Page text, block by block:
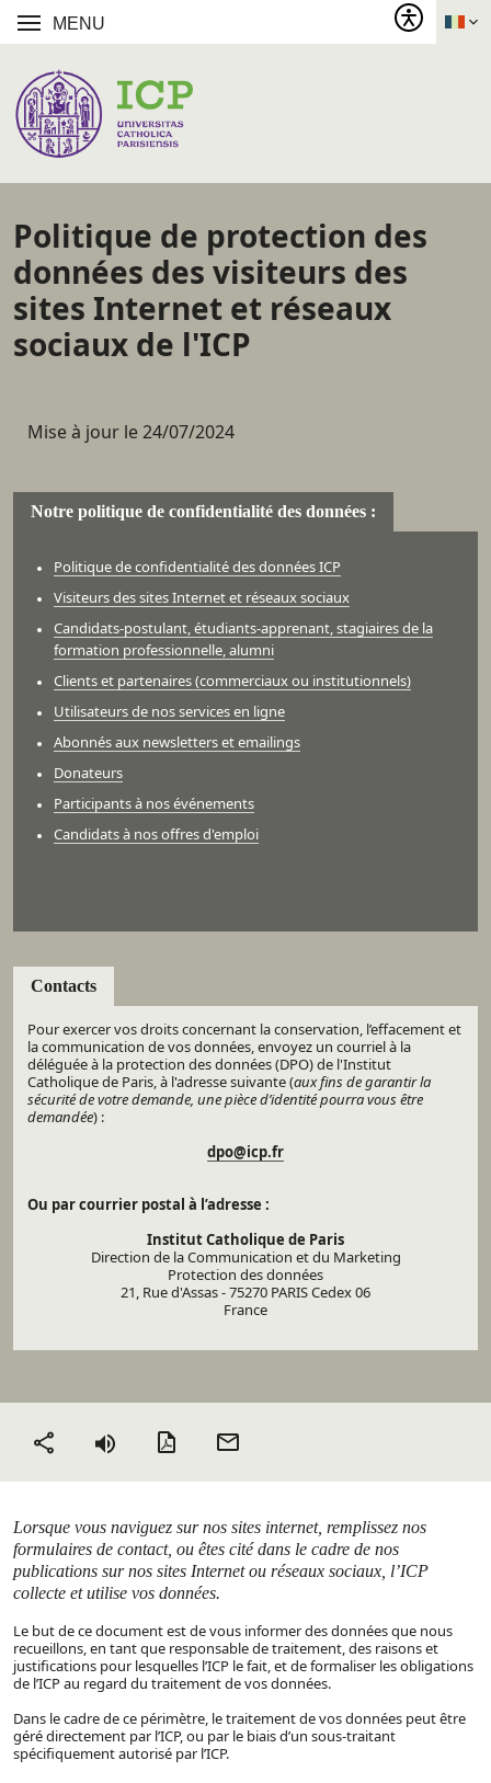
MENU
Politique de protection des
données des visiteurs des
sites Internet et réseaux
sociaux de l'ICP
Mise à jour le 24/07/2024
Notre politique de confidentialité des données :
Politique de confidentialité des données ICP
Visiteurs des sites Internet et réseaux sociaux
Candidats-postulant, étudiants-apprenant, stagiaires de la
formation professionnelle, alumni
Clients et partenaires (commerciaux ou institutionnels)
Utilisateurs de nos services en ligne
Abonnés aux newsletters et emailings
Donateurs
Participants à nos événements
Candidats à nos offres d'emploi
Contacts
Pour exercer vos droits concernant la conservation, l’effacement et
la communication de vos données, envoyez un courriel à la
déléguée à la protection des données (DPO) de l'Institut
Catholique de Paris, à l'adresse suivante (aux fins de garantir la
sécurité de votre demande, une pièce d’identité pourra vous être
demandée) :
dpo@icp.fr
Ou par courrier postal à l’adresse :
Institut Catholique de Paris
Direction de la Communication et du Marketing
Protection des données
21, Rue d'Assas - 75270 PARIS Cedex 06
France
Partager Version PDF
Lorsque vous naviguez sur nos sites internet, remplissez nos
formulaires de contact, ou êtes cité dans le cadre de nos
publications sur nos sites Internet ou réseaux sociaux, l’ICP
collecte et utilise vos données.
Le but de ce document est de vous informer des données que nous
recueillons, en tant que responsable de traitement, des raisons et
justifications pour lesquelles l’ICP le fait, et de formaliser les obligations
de l’ICP au regard du traitement de vos données.
Dans le cadre de ce périmètre, le traitement de vos données peut être
géré directement par l’ICP, ou par le biais d’un sous-traitant
spécifiquement autorisé par l’ICP.